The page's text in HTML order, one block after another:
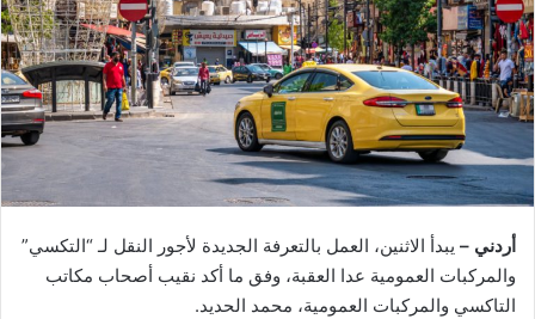
أردني – يبدأ الاثنين، العمل بالتعرفة الجديدة لأجور النقل لـ “التكسي”
والمركبات العمومية عدا العقبة، وفق ما أكد نقيب أصحاب مكاتب
التاكسي والمركبات العمومية، محمد الحديد.